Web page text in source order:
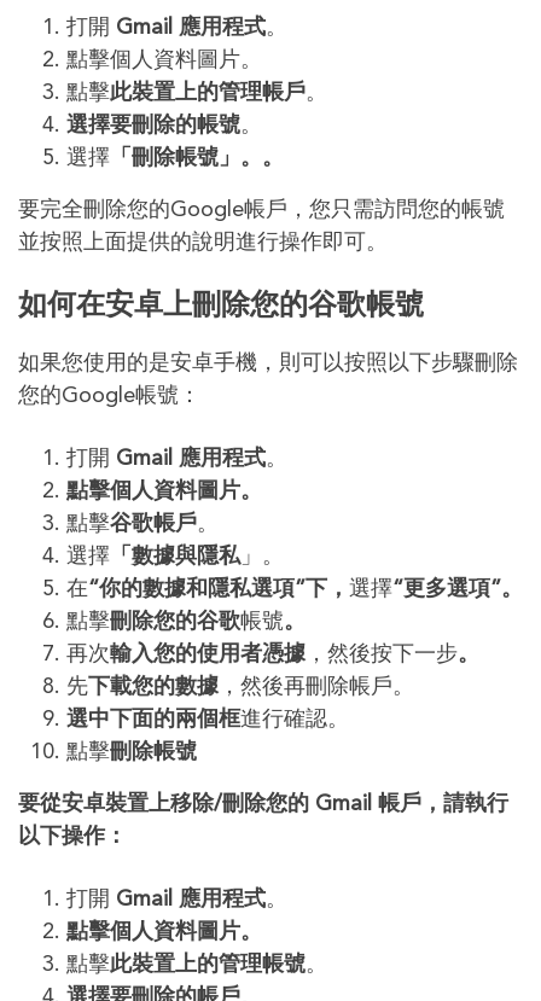
打開 Gmail 應用程式。
點擊個人資料圖片。
點擊此裝置上的管理帳戶。
選擇要刪除的帳號。
選擇 「刪除帳號」。。
要完全刪除您的Google帳戶，您只需訪問您的帳號
並按照上面提供的說明進行操作即可。
如何在安卓上刪除您的谷歌帳號
如果您使用的是安卓手機，則可以按照以下步驟刪除
您的Google帳號：
打開 Gmail 應用程式。
點擊個人資料圖片。
點擊谷歌帳戶。
選擇 「數據與隱私 」。
在“你的數據和隱私選項”下， 選擇“更多選項”。
點擊刪除您的谷歌帳號。
再次輸入您的使用者憑據 ，然後按下一步。
先 下載您的數據 ，然後再刪除帳戶。
選中下面的兩個框進行確認。
點擊刪除帳號
要從安卓裝置 上移除/刪除您的 Gmail 帳戶，請執行
以下操作：
打開 Gmail 應用程式。
點擊個人資料圖片。
點擊此裝置 上的管理帳號。